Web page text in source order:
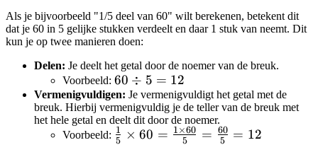
Als je bijvoorbeeld "1/5 deel van 60" wilt berekenen, betekent dit
dat je 60 in 5 gelijke stukken verdeelt en daar 1 stuk van neemt. Dit
kun je op twee manieren doen:
Delen: Je deelt het getal door de noemer van de breuk.
Voorbeeld: 60
\div
5 =
12
60 ÷ 5 = 12
Vermenigvuldigen: Je vermenigvuldigt het getal met de
breuk. Hierbij vermenigvuldig je de teller van de breuk met
het hele getal en deelt dit door de noemer.
Voorbeeld: \frac{1}
5
1 × 60 = 5
1×60 = 5
60 = 12